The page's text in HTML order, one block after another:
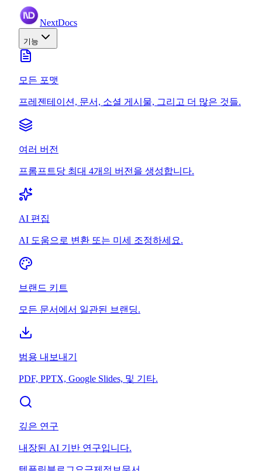
NextDocs
기능
모든 포맷
프레젠테이션, 문서, 소셜 게시물, 그리고 더 많은 것들.
여러 버전
프롬프트당 최대 4개의 버전을 생성합니다.
AI 편집
AI 도움으로 변환 또는 미세 조정하세요.
브랜드 키트
모든 문서에서 일관된 브랜딩.
범용 내보내기
PDF, PPTX, Google Slides, 및 기타.
깊은 연구
내장된 AI 기반 연구입니다.